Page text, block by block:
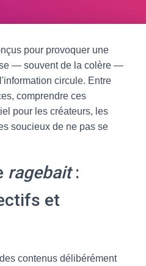
pour provoquer une
— souvent de la colère —
circule. Entre
comprendre ces
pour les créateurs, les
soucieux de ne pas se
ragebait:
et
contenus délibérément